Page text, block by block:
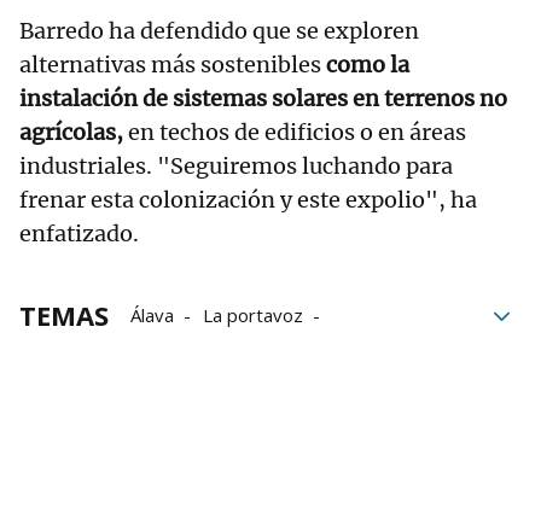
Barredo ha defendido que se exploren
alternativas más sosteniblescomo la
instalación de sistemas solares en terrenos no
agrícolas,en techos de edificios o en áreas
industriales. "Seguiremos luchando para
frenar esta colonización y este expolio", ha
enfatizado.
TEMAS Álava
La portavoz